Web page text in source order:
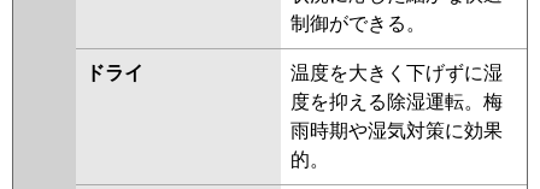
制御ができる。
ドライ
温度を大きく下げずに湿
度を抑える除湿運転。梅
雨時期や湿気対策に効果
的。